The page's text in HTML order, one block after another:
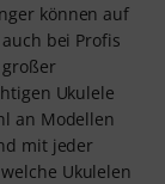
können auf
bei Profis
Ukulele
an Modellen
mit jeder
Ukulelen